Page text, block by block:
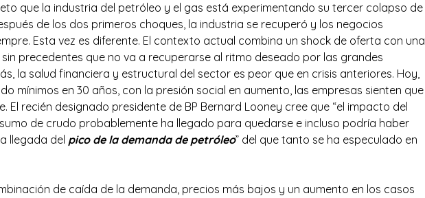
que la industria del petróleo y el gas está experimentando su tercer colapso de
de los dos primeros choques, la industria se recuperó y los negocios
Esta vez es diferente. El contexto actual combina un shock de oferta con una
precedentes que no va a recuperarse al ritmo deseado por las grandes
la salud financiera y estructural del sector es peor que en crisis anteriores. Hoy,
mínimos en 30 años, con la presión social en aumento, las empresas sienten que
El recién designado presidente de BP Bernard Looney cree que “el impacto del
de crudo probablemente ha llegado para quedarse e incluso podría haber
llegada del pico de la demanda de petróleo” del que tanto se ha especulado en
de caída de la demanda, precios más bajos y un aumento en los casos